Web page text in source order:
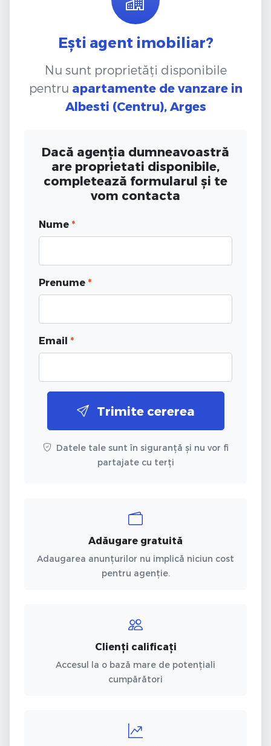
Ești agent imobiliar?
Nu sunt proprietăți disponibile
pentru apartamente de vanzare in
Albesti (Centru), Arges
Dacă agenția dumneavoastră
are proprietati disponibile,
completează formularul și te
vom contacta
Nume *
Prenume *
Email *
Trimite cererea
Datele tale sunt în siguranță și nu vor fi
partajate cu terți
Adăugare gratuită
Adaugarea anunțurilor nu implică niciun cost
pentru agenție.
Clienți calificați
Accesul la o bază mare de potențiali
cumpărători